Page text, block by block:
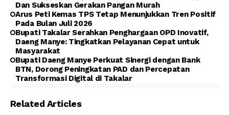
Dan Sukseskan Gerakan Pangan Murah
Arus Peti Kemas TPS Tetap Menunjukkan Tren Positif
Pada Bulan Juli 2026
Bupati Takalar Serahkan Penghargaan OPD Inovatif,
Daeng Manye: Tingkatkan Pelayanan Cepat untuk
Masyarakat
Bupati Daeng Manye Perkuat Sinergi dengan Bank
BTN, Dorong Peningkatan PAD dan Percepatan
Transformasi Digital di Takalar
Related Articles